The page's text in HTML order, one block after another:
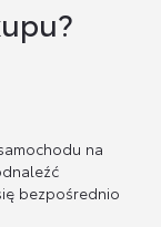
na
bezpośrednio